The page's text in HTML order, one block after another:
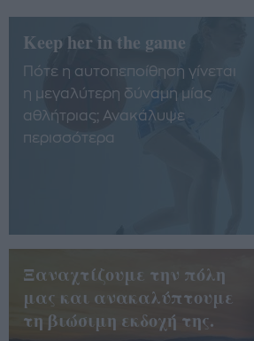
Keep her in the game
Πότε η αυτοπεποίθηση γίνεται
η μεγαλύτερη δύναμη μίας
αθλήτριας; Ανακάλυψε
περισσότερα
Ξαναχτίζουμε την πόλη
μας και ανακαλύπτουμε
τη βιώσιμη εκδοχή της.